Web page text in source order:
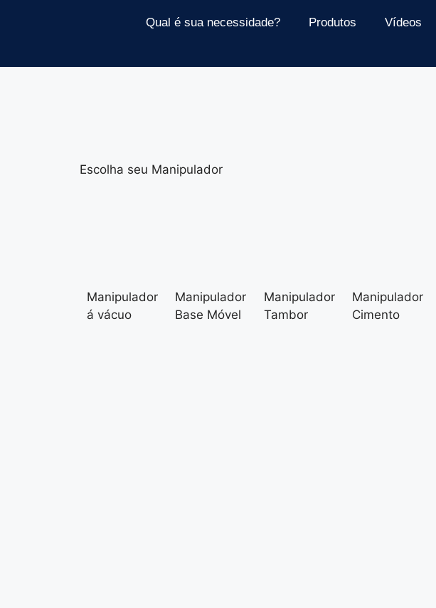
Qual é sua necessidade? Produtos Vídeos
Manipuladores CTA
Escolha seu Manipulador
Manipulador
á vácuo
Manipulador
Base Móvel
Manipulador
Tambor
Manipulador
Cimento